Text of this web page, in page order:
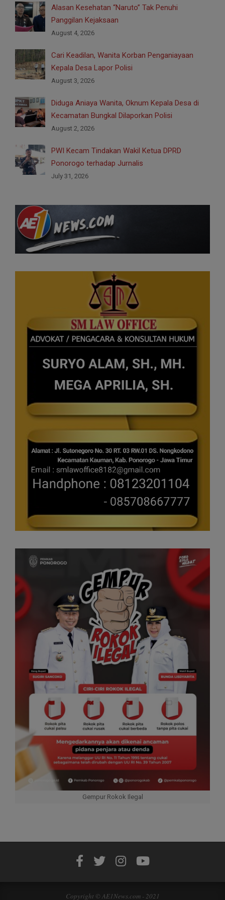
Alasan Kesehatan “Naruto” Tak Penuhi
Panggilan Kejaksaan
August 4, 2026
Cari Keadilan, Wanita Korban Penganiayaan
Kepala Desa Lapor Polisi
August 3, 2026
Diduga Aniaya Wanita, Oknum Kepala Desa di
Kecamatan Bungkal Dilaporkan Polisi
August 2, 2026
PWI Kecam Tindakan Wakil Ketua DPRD
Ponorogo terhadap Jurnalis
July 31, 2026
Gempur Rokok Ilegal
Copyright © AE1News.com - 2021